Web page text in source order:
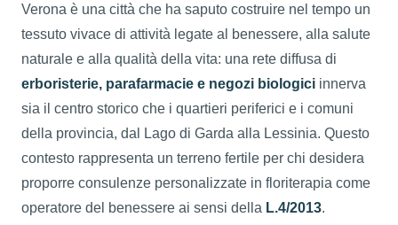
Verona è una città che ha saputo costruire nel tempo un
tessuto vivace di attività legate al benessere, alla salute
naturale e alla qualità della vita: una rete diffusa di
erboristerie, parafarmacie e negozi biologici innerva
sia il centro storico che i quartieri periferici e i comuni
della provincia, dal Lago di Garda alla Lessinia. Questo
contesto rappresenta un terreno fertile per chi desidera
proporre consulenze personalizzate in floriterapia come
operatore del benessere ai sensi della L.4/2013.